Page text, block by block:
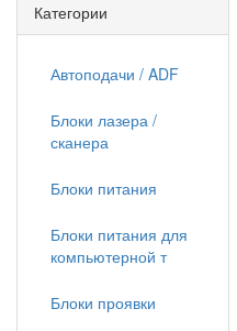
Категории
Автоподачи / ADF
Блоки лазера /
сканера
Блоки питания
Блоки питания для
компьютерной т
Блоки проявки